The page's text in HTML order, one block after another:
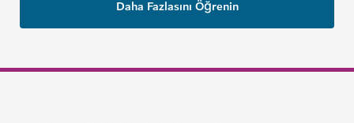
Daha Fazlasını Öğrenin